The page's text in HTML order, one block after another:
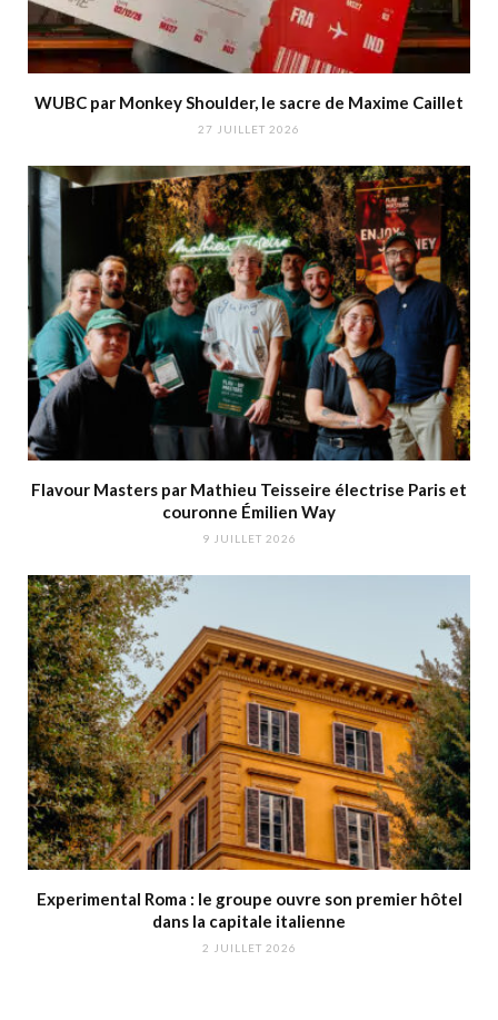
WUBC par Monkey Shoulder, le sacre de Maxime Caillet
27 JUILLET 2026
Flavour Masters par Mathieu Teisseire électrise Paris et
couronne Émilien Way
9 JUILLET 2026
Experimental Roma : le groupe ouvre son premier hôtel
dans la capitale italienne
2 JUILLET 2026